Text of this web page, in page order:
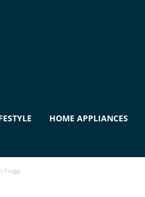
HOME APPLIANCES
Tinggi